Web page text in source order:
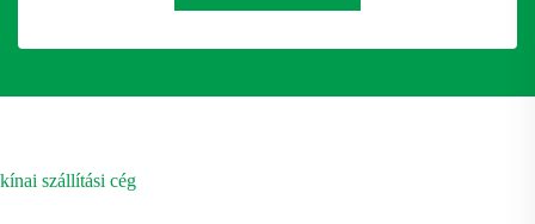
kínai szállítási cég